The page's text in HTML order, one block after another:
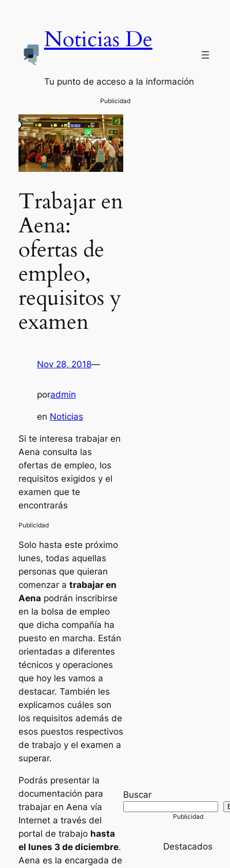
Noticias De
Tu punto de acceso a la información
Trabajar en
Aena:
ofertas de
empleo,
requisitos y
examen
Nov 28, 2018—
poradmin
en Noticias
Si te interesa trabajar en
Aena consulta las
ofertas de empleo, los
requisitos exigidos y el
examen que te
encontrarás
Solo hasta este próximo
lunes, todas aquellas
personas que quieran
comenzar a trabajar en
Aena podrán inscribirse
en la bolsa de empleo
que dicha compañía ha
puesto en marcha. Están
orientadas a diferentes
técnicos y operaciones
que hoy les vamos a
destacar. También les
explicamos cuáles son
los requisitos además de
esos puestos respectivos
de trabajo y el examen a
superar.
Podrás presentar la
documentación para
trabajar en Aena vía
Internet a través del
portal de trabajo hasta
el lunes 3 de diciembre.
Aena es la encargada de
Buscar
Destacados